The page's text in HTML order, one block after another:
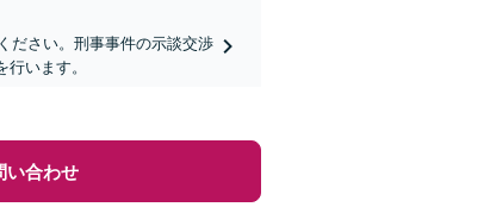
ださい。刑事事件の示談交渉
います。
い合わせ